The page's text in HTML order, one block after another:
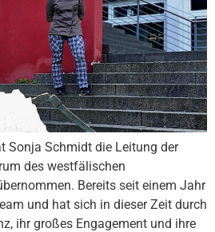
Sonja Schmidt die Leitung der
des westfälischen
Bereits seit einem Jahr
und hat sich in dieser Zeit durch
ihr großes Engagement und ihre